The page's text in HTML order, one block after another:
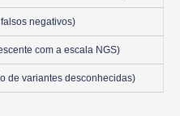
negativos)
com a escala NGS)
de variantes desconhecidas)